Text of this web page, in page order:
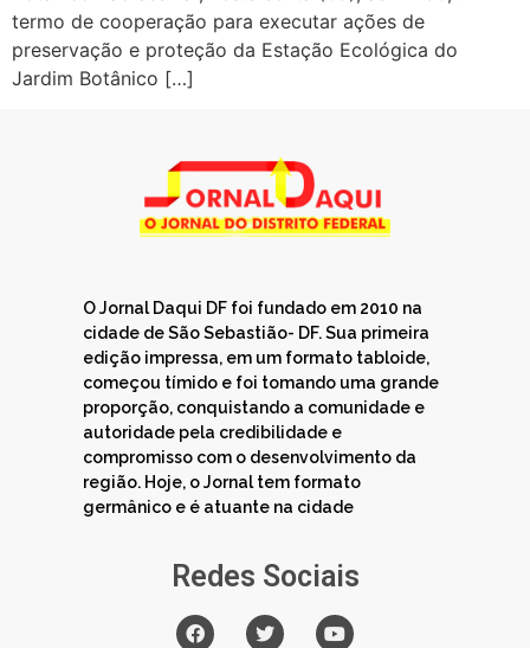
termo de cooperação para executar ações de
preservação e proteção da Estação Ecológica do
Jardim Botânico […]
O Jornal Daqui DF foi fundado em 2010 na
cidade de São Sebastião- DF. Sua primeira
edição impressa, em um formato tabloide,
começou tímido e foi tomando uma grande
proporção, conquistando a comunidade e
autoridade pela credibilidade e
compromisso com o desenvolvimento da
região. Hoje, o Jornal tem formato
germânico e é atuante na cidade
Redes Sociais